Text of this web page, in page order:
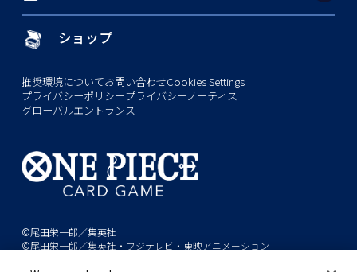
ショップ
推奨環境についてお問い合わせCookies Settings
プライバシーポリシープライバシーノーティス
グローバルエントランス
©尾田栄一郎／集英社
©尾田栄一郎／集英社・フジテレビ・東映アニメーション